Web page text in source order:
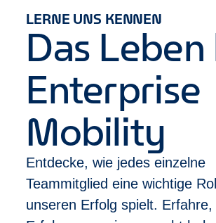
in Zusammenhang mit Alkohol
Gehe den nächsten Schritt:
Klick auf „Jetzt bewerben“,
Fragen und fertig.
Wir melden uns bei dir und schauen
wir zueinander passen.
Du musst nicht alle Punkte perfekt
motiviert bist, und Lust hast dich
passt du wahrscheinlich sehr gut zu
ist ein inklusiver Arbeitgeber. Es ist
Vielfalt an Mitarbeitenden mit den
unterschiedlichsten Hintergründen zu
LERNE UNS KENNEN
Das Leben
Enterprise
Mobility
Entdecke, wie jedes einzelne
Teammitglied eine wichtige
unseren Erfolg spielt. Erfahre,